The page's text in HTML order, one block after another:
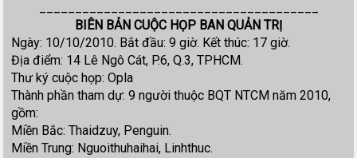
BIÊN BẢN CUỘC HỌP BAN QUẢN TRỊ
Ngày: 10/10/2010. Bắt đầu: 9 giờ. Kết thúc: 17 giờ.
Địa điểm: 14 Lê Ngô Cát, P.6, Q.3, TPHCM.
Thư ký cuộc họp: Opla
Thành phần tham dự: 9 người thuộc BQT NTCM năm 2010,
gồm:
Miền Bắc: Thaidzuy, Penguin.
Miền Trung: Nguoithuhaihai, Linhthuc.